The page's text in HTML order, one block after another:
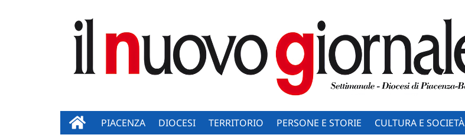
PIACENZA DIOCESI TERRITORIO PERSONE E STORIE CULTURA E SOCIETÀ